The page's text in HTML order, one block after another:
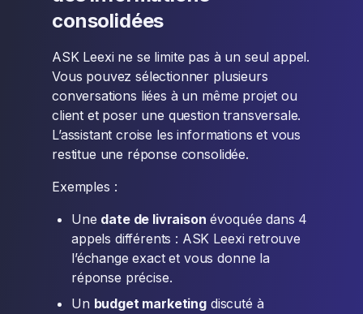
consolidées
ASK Leexi ne se limite pas à un seul appel.
Vous pouvez sélectionner plusieurs
conversations liées à un même projet ou
client et poser une question transversale.
L’assistant croise les informations et vous
restitue une réponse consolidée.
Exemples :
Une date de livraison évoquée dans 4
appels différents : ASK Leexi retrouve
l’échange exact et vous donne la
réponse précise.
Un budget marketingdiscuté à